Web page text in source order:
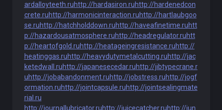
ardalloyteeth.ruhttp://hardasiron.ruhttp://hardenedcon
crete.ruhttp://harmonicinteraction.ruhttp://hartlaubgoo
se.ruhttp://hatchholddown.ruhttp://haveafinetime.ruhtt
p://hazardousatmosphere.ruhttp://headregulator.ruhtt
p://heartofgold.ruhttp://heatageingresistance.ruhttp://
heatinggas.ruhttp://heavydutymetalcutting.ruhttp://jac
ketedwall.ruhttp://japanesecedar.ruhttp://jibtypecrane.r
uhttp://jobabandonment.ruhttp://jobstress.ruhttp://jogf
ormation.ruhttp://jointcapsule.ruhttp://jointsealingmate
rial.ru
http://journallubricator.ruhttp://juicecatcher.ruhttp://jun